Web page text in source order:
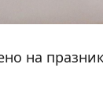
на